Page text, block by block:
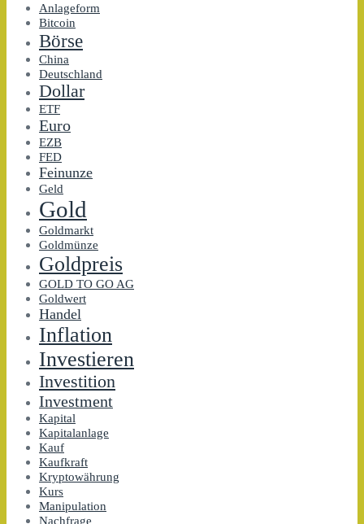
Anlageform
Bitcoin
Börse
China
Deutschland
Dollar
ETF
Euro
EZB
FED
Feinunze
Geld
Gold
Goldmarkt
Goldmünze
Goldpreis
GOLD TO GO AG
Goldwert
Handel
Inflation
Investieren
Investition
Investment
Kapital
Kapitalanlage
Kauf
Kaufkraft
Kryptowährung
Kurs
Manipulation
Nachfrage